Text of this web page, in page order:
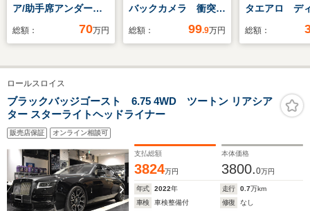
ア/助手席アンダーボ
ックス/ 電動格納ミラ
ム/リヤパーキングセ
ンサー/アイドリング
ストップ/横滑り防止
機能/フロアマット
総額： 70万円
バックカメラ 衝突軽
減 禁煙車 ETC ド
ライト オートハイビ
横滑り防止
Bluetooth フルセグ
総額： 99.9万円
タエアロ デ
イオーディ
LEDヘッド
ラ レーダー
ン 後席フリ
総額：
ロールスロイス
ブラックバッジゴースト 6.75 4WD ツートン リアシア
ター スターライトヘッドライナー
販売店保証 オンライン相談可
支払総額
3824万円
本体価格
3800.0万円
年式 2022年 走行 0.7万km
車検
車検整備付 修復
なし